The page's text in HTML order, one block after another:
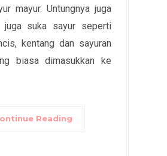
mayur. Untungnya juga
juga suka sayur seperti
kentang dan sayuran
biasa dimasukkan ke
Reading